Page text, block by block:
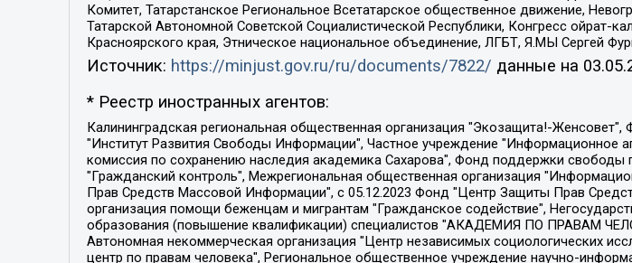
Комитет, Татарстанское Региональное Всетатарское общественное движение,
Татарской Автономной Советской Социалистической Республики, Конгресс ойрат-
Красноярского края, Этническое национальное объединение, ЛГБТ, Я.МЫ Сергей
Источник: https://minjust.gov.ru/ru/documents/7822/ данные на
* Реестр иностранных агентов:
Калининградская региональная общественная организация "Экозащита!-Женсовет", Фонд содействия защите прав и свобод граждан "Общественный вердикт", Фонд "Институт Развития Свободы Информации", Частное учреждение "Информационное агентство МЕМО. РУ", Региональная общественная организация "Общественная комиссия по сохранению наследия академика Сахарова", Фонд поддержки свободы прессы, Санкт-Петербургская общественная правозащитная организация "Гражданский контроль", Межрегиональная общественная организация "Информационно-просветительский центр "Мемориал", Региональный Фонд "Центр Защиты Прав Средств Массовой Информации", с 05.12.2023 Фонд "Центр Защиты Прав Средств массовой информации", Региональная общественная благотворительная организация помощи беженцам и мигрантам "Гражданское содействие", Негосударственное образовательное учреждение дополнительного профессионального образования (повышение квалификации) специалистов "АКАДЕМИЯ ПО ПРАВАМ ЧЕЛОВЕКА", Свердловская региональная общественная организация "Сутяжник", Автономная некоммерческая организация "Центр независимых социологических исследований", Союз общественных объединений "Российский исследовательский центр по правам человека", Региональное общественное учреждение научно-информационный центр "МЕМОРИАЛ", Некоммерческая организация "Фонд защиты гласности", Автономная некоммерческая организация "Институт прав человека", Городская общественная организация "Екатеринбургское общество "МЕМОРИАЛ", Городская общественная организация "Рязанское историко-просветительское и правозащитное общество "Мемориал" (Рязанский Мемориал), Челябинский региональный орган общественной самодеятельности – женское общественное объединение "Женщины Евразии", Челябинский региональный орган общественной самодеятельности "Уральская правозащитная группа", Фонд содействия защите здоровья и социальной справедливости имени Андрея Рылькова, Автономная Некоммерческая Организация "Аналитический Центр Юрия Левады", Автономная некоммерческая организация социальной поддержки населения "Проект Апрель", Региональная общественная организация помощи женщинам и детям, находящимся в кризисной ситуации "Информационно-методический центр "Анна", Фонд содействия развитию массовых коммуникаций и правовому просвещению "Так-так-Так", Фонд содействия устойчивому развитию "Серебряная тайга", Свердловский региональный общественный фонд социальных проектов "Новое время", "Idel.Реалии", Кавказ.Реалии, Крым.Реалии, Телеканал Настоящее Время, Татаро-башкирская служба Радио Свобода (Azatliq Radiosi), Радио Свободная Европа/Радио Свобода (PCE/PC), "Сибирь.Реалии", "Фактограф", Благотворительный фонд помощи осужденным и их семьям, Автономная некоммерческая организация "Институт глобализации и социальных движений", Фонд "В защиту прав заключенных", Частное учреждение "Центр поддержки и содействия развитию средств массовой информации", Пензенский региональный общественный благотворительный фонд "Гражданский союз", "Север.Реалии", Некоммерческая организация Фонд "Правовая инициатива", Общество с ограниченной ответственностью "Радио Свободная Европа/Радио Свобода", Чешское информационное агентство "MEDIUM-ORIENT", Красноярская региональная общественная организация "Мы против СПИДа", Камалягин Денис Николаевич, Маркелов Сергей Евгеньевич, Пономарев Лев Александрович, Савицкая Людмила Алексеевна, Автономная некоммерческая организация "Центр по работе с проблемой насилия "НАСИЛИЮ.НЕТ", Межрегиональный профессиональный союз работников здравоохранения "Альянс врачей", Юридическое лицо, зарегистрированное в Латвийской Республике, SIA "Medusa Project" (регистрационный номер 40103797863, дата регистрации 10.06.2014), Некоммерческая организация "Фонд по борьбе с коррупцией", Автономная некоммерческая организация "Институт права и публичной политики", Баданин Роман Сергеевич, Гликин Максим Александрович, Железнова Мария Михайловна, Лукьянова Юлия Сергеевна, Маетная Елизавета Витальевна, Маняхин Петр Борисович, Чуракова Ольга Владимировна, Ярош Юлия Петровна, Юридическое лицо "The Insider SIA", зарегистрированное в Риге, Латвийская Республика (дата регистрации 26.06.2015), являющееся администратором доменного имени интернет-издания "The Insider SIA", https://theins.ru, Постернак Алексей Евгеньевич, Рубин Михаил Аркадьевич, Анин Роман Александрович, Юридическое лицо Istories fonds, зарегистрированное в Латвийской Республике (регистрационный номер 50008295751, дата регистрации 24.02.2020), Великовский Дмитрий Александрович, Долинина Ирина Николаевна, Мароховская Алеся Алексеевна, Шлейнов Роман Юрьевич, Шмагун Олеся Валентиновна, Общество с ограниченной ответственностью "Альтаир 2021", Общество с ограниченной ответственностью "Вега 2021", Общество с ограниченной ответственностью "Главный редактор 2021", Общество с ограниченной ответственностью "Ромашки монолит", Важенков Артем Валерьевич, Ивановская областная общественная организация "Центр гендерных исследований", Гурман Юрий Альбертович, Медиапроект "ОВД-Инфо", Егоров Владимир Владимирович, Жилинский Владимир